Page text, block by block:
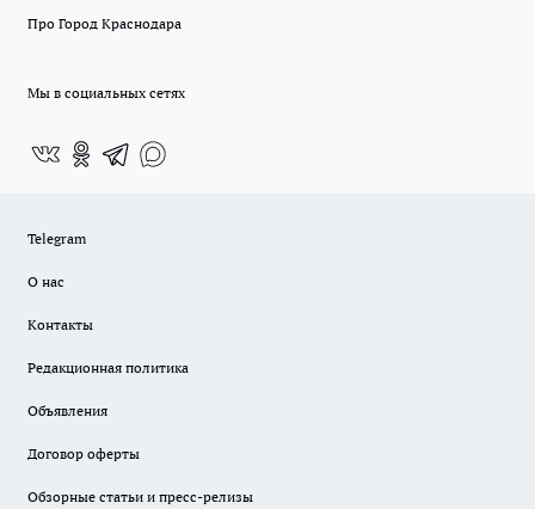
Про Город Краснодара
Мы в социальных сетях
Telegram
О нас
Контакты
Редакционная политика
Объявления
Договор оферты
Обзорные статьи и пресс-релизы